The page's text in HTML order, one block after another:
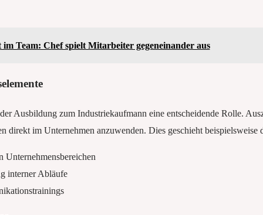
Team: Chef spielt Mitarbeiter gegeneinander aus
Ausbildung zum Industriekaufmann eine entscheidende Rolle.
direkt im Unternehmen anzuwenden. Dies geschieht beispielsweise
Unternehmensbereichen
interner Abläufe